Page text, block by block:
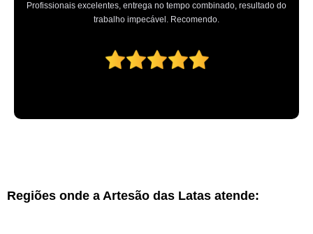
Profissionais excelentes, entrega no tempo combinado, resultado do
trabalho impecável. Recomendo.
Regiões onde a Artesão das Latas atende: